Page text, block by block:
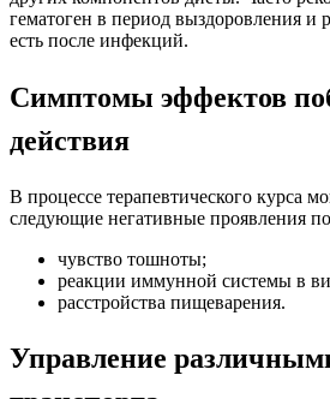
гематоген в период выздоровления и
есть после инфекций.
Симптомы эффектов
действия
В процессе терапевтического курса
следующие негативные проявления
чувство тошноты;
реакции иммунной системы в
расстройства пищеварения.
Управление